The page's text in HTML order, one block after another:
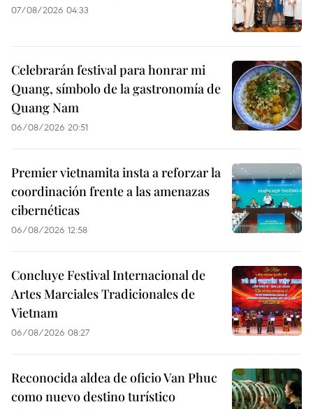
07/08/2026 04:33
Celebrarán festival para honrar mi
Quang, símbolo de la gastronomía de
Quang Nam
06/08/2026 20:51
Premier vietnamita insta a reforzar la
coordinación frente a las amenazas
cibernéticas
06/08/2026 12:58
Concluye Festival Internacional de
Artes Marciales Tradicionales de
Vietnam
06/08/2026 08:27
Reconocida aldea de oficio Van Phuc
como nuevo destino turístico